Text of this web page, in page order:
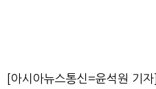
[아시아뉴스통신=윤석원 기